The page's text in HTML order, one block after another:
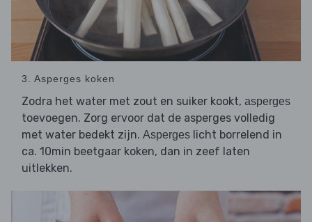
3. Asperges koken
Zodra het water met zout en suiker kookt, asperges
toevoegen. Zorg ervoor dat de asperges volledig
met water bedekt zijn. Asperges licht borrelend in
ca. 10min beetgaar koken, dan in zeef laten
uitlekken.